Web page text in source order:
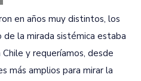
en años muy distintos, los
la mirada sistémica estaba
y requeríamos, desde
más amplios para mirar la